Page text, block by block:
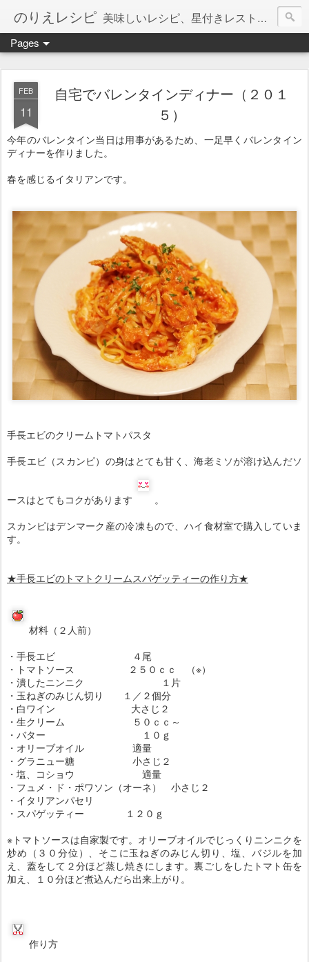
のりえレシピ 美味しいレシピ、星付きレストラン、絶品お取り寄せを紹介しています。
Pages
FEB
11
自宅でバレンタインディナー（２０１
５）
今年のバレンタイン当日は用事があるため、一足早くバレンタイン
ディナーを作りました。
春を感じるイタリアンです。
手長エビのクリームトマトパスタ
手長エビ（スカンピ）の身はとても甘く、海老ミソが溶け込んだソ
ースはとてもコクがあります
。
スカンピはデンマーク産の冷凍もので、ハイ食材室で購入していま
す。
★手長エビのトマトクリームスパゲッティーの作り方★
材料（２人前）
・手長エビ ４尾
・トマトソース ２５０ｃｃ （※）
・潰したニンニク １片
・玉ねぎのみじん切り １／２個分
・白ワイン 大さじ２
・生クリーム ５０ｃｃ～
・バター １０ｇ
・オリーブオイル 適量
・グラニュー糖 小さじ２
・塩、コショウ 適量
・フュメ・ド・ポワソン（オーネ） 小さじ２
・イタリアンパセリ
・スパゲッティー １２０ｇ
※トマトソースは自家製です。オリーブオイルでじっくりニンニクを
炒め（３０分位）、そこに玉ねぎのみじん切り、塩、バジルを加
え、蓋をして２分ほど蒸し焼きにします。裏ごしをしたトマト缶を
加え、１０分ほど煮込んだら出来上がり。
作り方